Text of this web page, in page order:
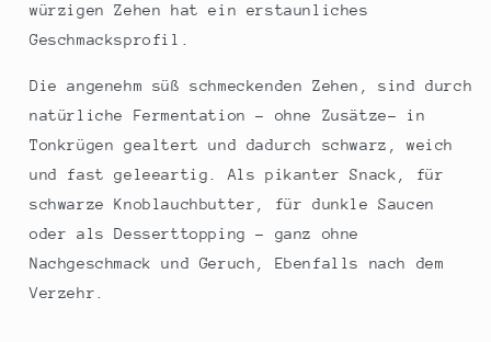
würzigen Zehen hat ein erstaunliches
Geschmacksprofil.
Die angenehm süß schmeckenden Zehen, sind durch
natürliche Fermentation - ohne Zusätze- in
Tonkrügen gealtert und dadurch schwarz, weich
und fast geleeartig. Als pikanter Snack, für
schwarze Knoblauchbutter, für dunkle Saucen
oder als Desserttopping - ganz ohne
Nachgeschmack und Geruch, Ebenfalls nach dem
Verzehr.